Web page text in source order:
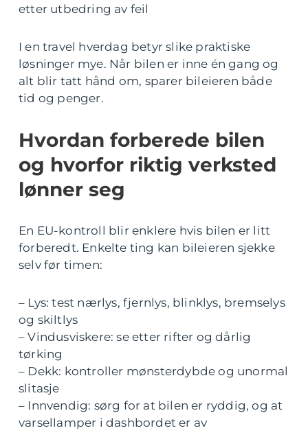
etter utbedring av feil
I en travel hverdag betyr slike praktiske
løsninger mye. Når bilen er inne én gang og
alt blir tatt hånd om, sparer bileieren både
tid og penger.
Hvordan forberede bilen
og hvorfor riktig verksted
lønner seg
En EU-kontroll blir enklere hvis bilen er litt
forberedt. Enkelte ting kan bileieren sjekke
selv før timen:
– Lys: test nærlys, fjernlys, blinklys, bremselys
og skiltlys
– Vindusviskere: se etter rifter og dårlig
tørking
– Dekk: kontroller mønsterdybde og unormal
slitasje
– Innvendig: sørg for at bilen er ryddig, og at
varsellamper i dashbordet er av